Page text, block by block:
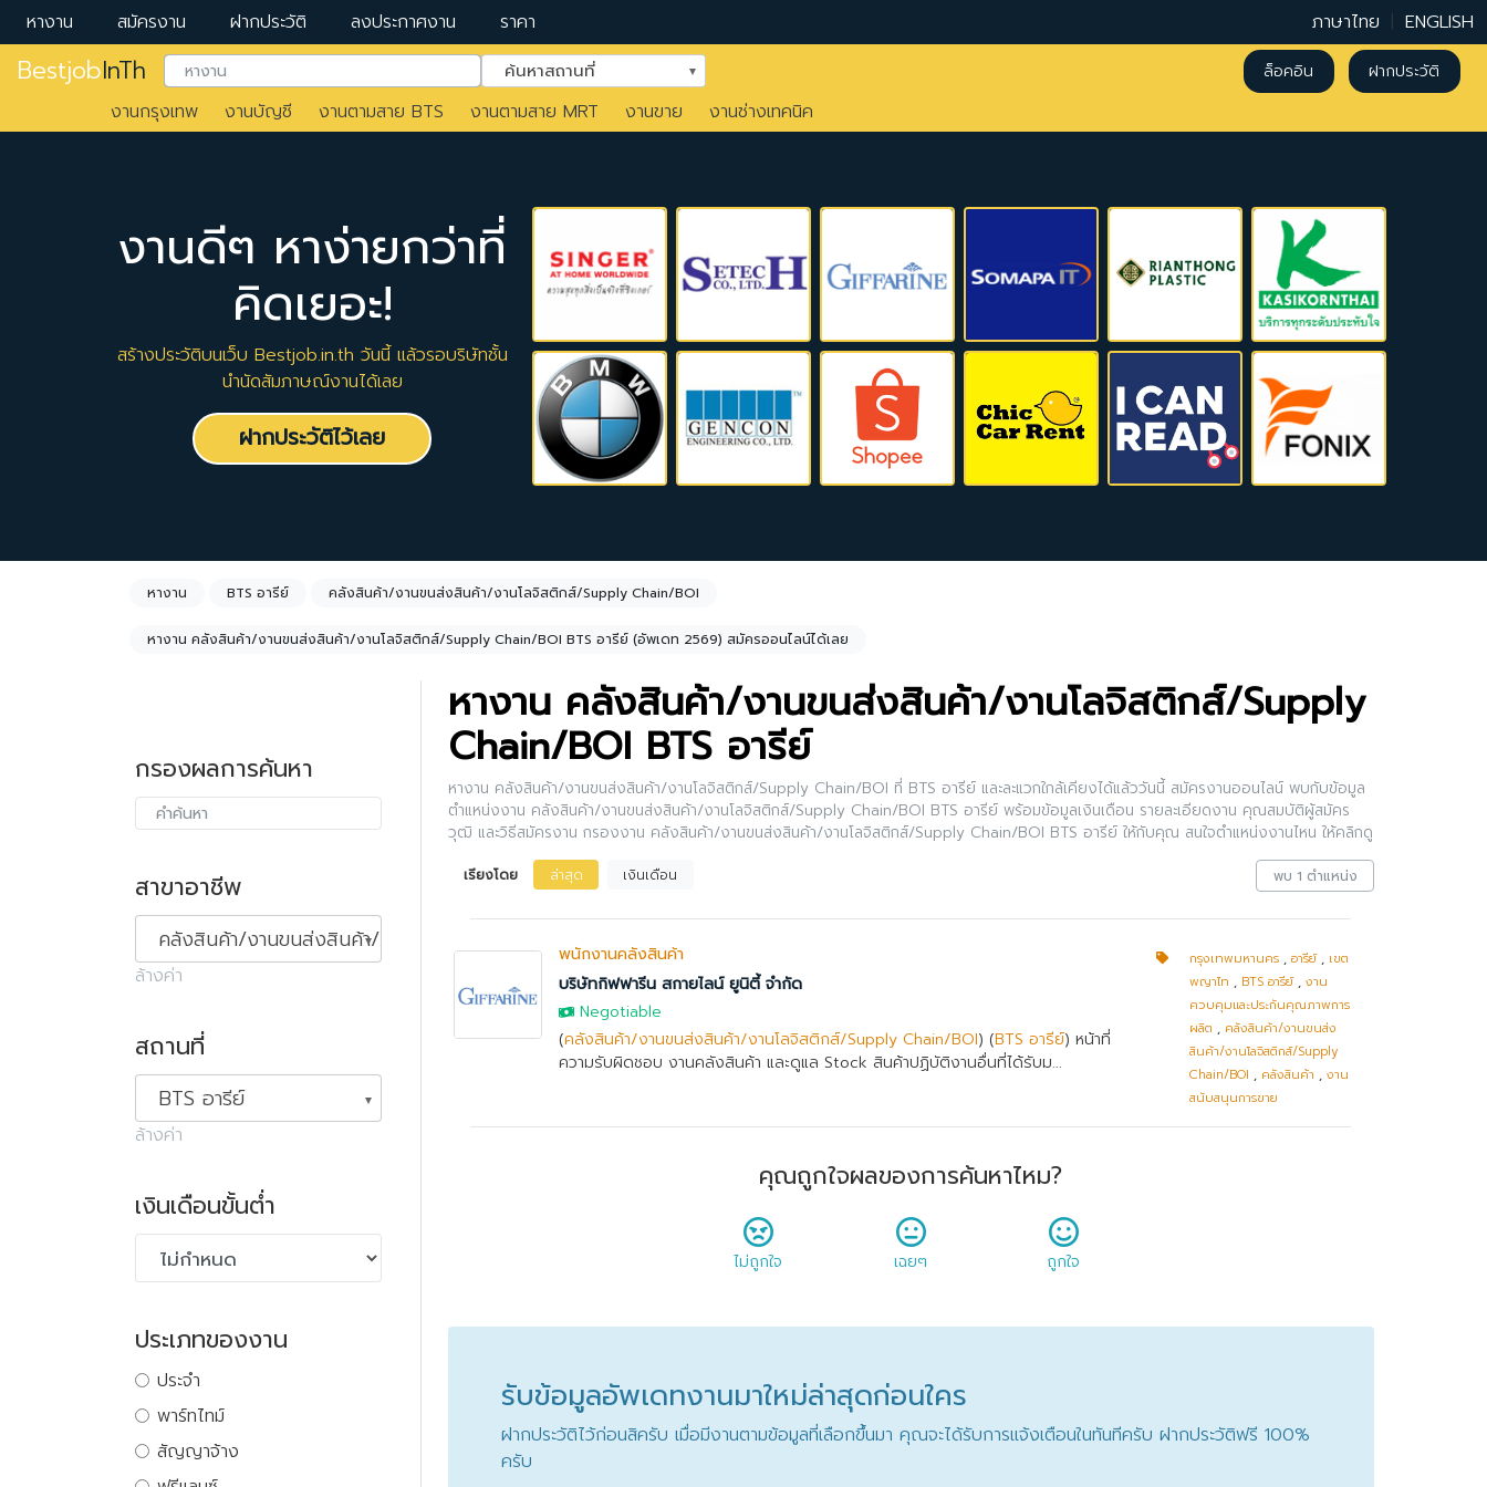
หางาน สมัครงาน ฝากประวัติ ลงประกาศงาน ราคา ภาษาไทย ENGLISH
BestjobInTh ค้นหาสถานที่ ล็อคอิน ฝากประวัติ
งานกรุงเทพ งานบัญชี งานตามสาย BTS งานตามสาย MRT งานขาย งานช่างเทคนิค
งานดีๆ หาง่ายกว่าที่
คิดเยอะ!
สร้างประวัติบนเว็บ Bestjob.in.th วันนี้ แล้วรอบริษัทชั้น
นำนัดสัมภาษณ์งานได้เลย
ฝากประวัติไว้เลย
หางาน BTS อารีย์ คลังสินค้า/งานขนส่งสินค้า/งานโลจิสติกส์/Supply Chain/BOI
หางาน คลังสินค้า/งานขนส่งสินค้า/งานโลจิสติกส์/Supply Chain/BOI BTS อารีย์ (อัพเดท 2569) สมัครออนไลน์ได้เลย
หางาน คลังสินค้า/งานขนส่งสินค้า/งานโลจิสติกส์/Supply
Chain/BOI BTS อารีย์
หางาน คลังสินค้า/งานขนส่งสินค้า/งานโลจิสติกส์/Supply Chain/BOI ที่ BTS อารีย์ และละแวกใกล้เคียงได้แล้ววันนี้ สมัครงานออนไลน์ พบกับข้อมูล
ตำแหน่งงาน คลังสินค้า/งานขนส่งสินค้า/งานโลจิสติกส์/Supply Chain/BOI BTS อารีย์ พร้อมข้อมูลเงินเดือน รายละเอียดงาน คุณสมบัติผู้สมัคร
วุฒิ และวิธีสมัครงาน กรองงาน คลังสินค้า/งานขนส่งสินค้า/งานโลจิสติกส์/Supply Chain/BOI BTS อารีย์ ให้กับคุณ สนใจตำแหน่งงานไหน ให้คลิกดู
รายละเอียดของตำแหน่งงานนั้นๆได้เลย หรือคุณสามารถปรับการกรองผลการค้นหาได้อีกด้วย
เรียงโดย ล่าสุด เงินเดือน พบ 1 ตำแหน่ง
พนักงานคลังสินค้า
บริษัทกิฟฟารีน สกายไลน์ ยูนิตี้ จำกัด
Negotiable
(คลังสินค้า/งานขนส่งสินค้า/งานโลจิสติกส์/Supply Chain/BOI) (BTS อารีย์) หน้าที่
ความรับผิดชอบ งานคลังสินค้า และดูแล Stock สินค้าปฏิบัติงานอื่นที่ได้รับม...
กรุงเทพมหานคร ,อารีย์, เขต
พญาไท , BTS อารีย์,งาน
ควบคุมและประกันคุณภาพการ
ผลิต , คลังสินค้า/งานขนส่ง
สินค้า/งานโลจิสติกส์/Supply
Chain/BOI , คลังสินค้า ,งาน
สนับสนุนการขาย
คุณถูกใจผลของการค้นหาไหม?
ไม่ถูกใจ เฉยๆ ถูกใจ
รับข้อมูลอัพเดทงานมาใหม่ล่าสุดก่อนใคร
ฝากประวัติไว้ก่อนสิครับ เมื่อมีงานตามข้อมูลที่เลือกขึ้นมา คุณจะได้รับการแจ้งเตือนในทันทีครับ ฝากประวัติฟรี 100%
ครับ
กรองผลการค้นหา
สาขาอาชีพ
คลังสินค้า/งานขนส่งสินค้า/งานโลจิสติกส์/Supply Chain/BOI
ล้างค่า
สถานที่
BTS อารีย์
ล้างค่า
เงินเดือนขั้นต่ำ
ประเภทของงาน
ประจำ
พาร์ทไทม์
สัญญาจ้าง